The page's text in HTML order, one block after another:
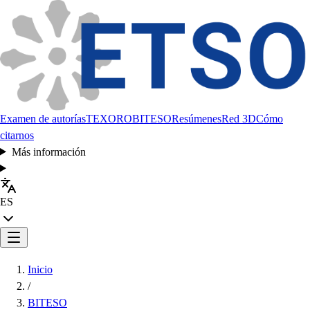
Examen de autoríasTEXOROBITESOResúmenesRed 3DCómo
citarnos
Más información
ES
Inicio
/
BITESO